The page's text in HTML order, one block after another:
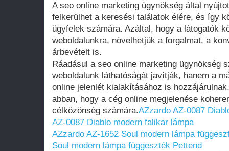
A seo online marketing ügynökség által
felkerülhet a keresési találatok élére, és így
ügyfelek számára. Azáltal, hogy a látogatók
weboldalunkra, növelhetjük a forgalmat, a
árbevételt is.
Ráadásul a seo online marketing ügynökség
weboldalunk láthatóságát javítják, hanem a
online jelenlét kialakításához is
abban, hogy a cég online megjelenése
célközönség számára.AZzardo AZ-0087
AZ-0087 Diablo modern falikar lámpa
AZzardo AZ-1652 Soul modern lámpa
Soul modern lámpa függeszték Pettend